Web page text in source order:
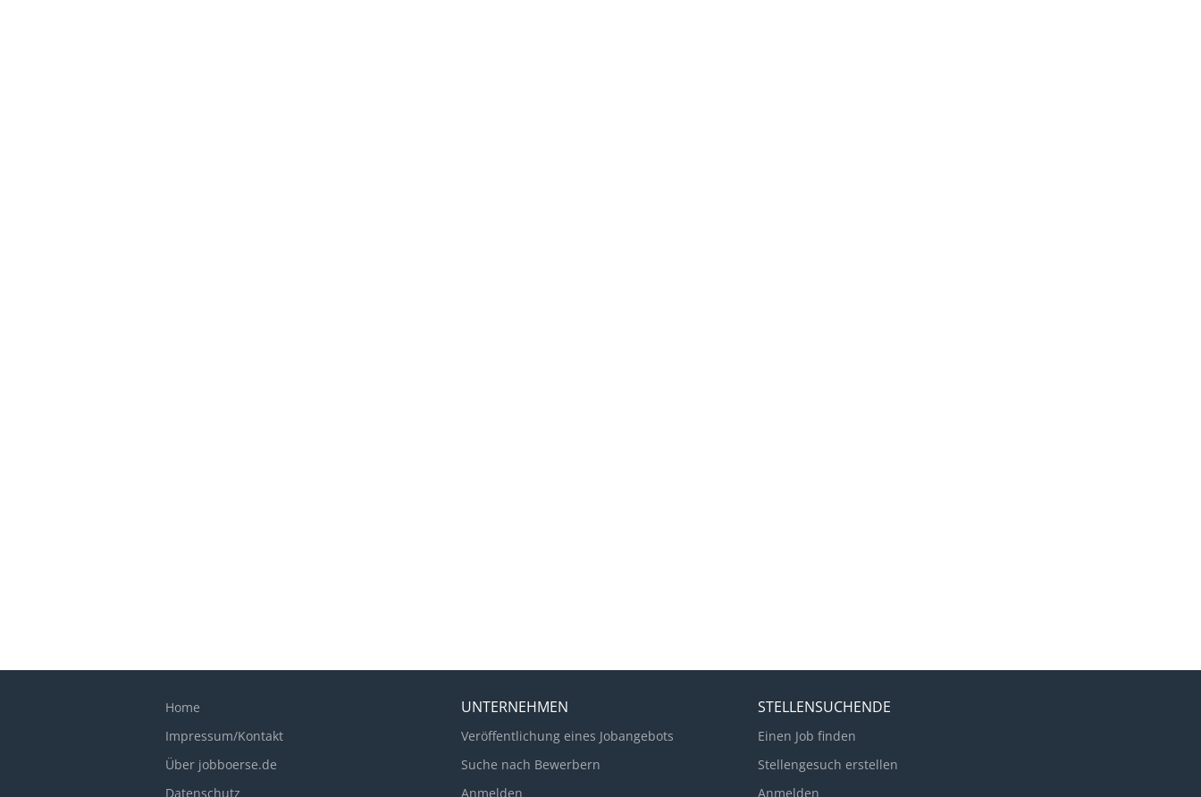
Home
Impressum/Kontakt
Über jobboerse.de
Datenschutz
UNTERNEHMEN
Veröffentlichung eines Jobangebots
Suche nach Bewerbern
Anmelden
STELLENSUCHENDE
Einen Job finden
Stellengesuch erstellen
Anmelden